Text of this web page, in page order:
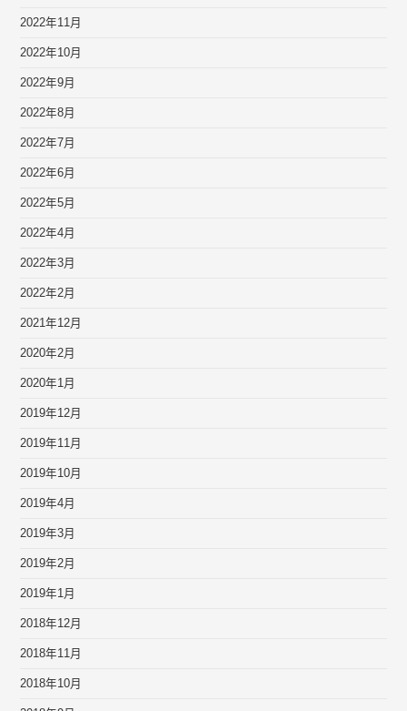
2022年11月
2022年10月
2022年9月
2022年8月
2022年7月
2022年6月
2022年5月
2022年4月
2022年3月
2022年2月
2021年12月
2020年2月
2020年1月
2019年12月
2019年11月
2019年10月
2019年4月
2019年3月
2019年2月
2019年1月
2018年12月
2018年11月
2018年10月